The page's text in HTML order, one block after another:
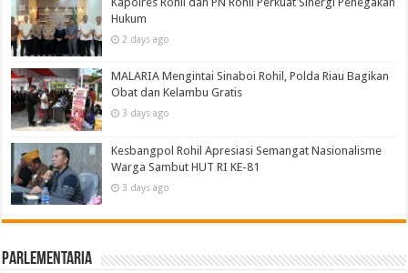
Hukum
2 days ago
MALARIA Mengintai Sinaboi Rohil, Polda Riau Bagikan
Obat dan Kelambu Gratis
3 days ago
Kesbangpol Rohil Apresiasi Semangat Nasionalisme
Warga Sambut HUT RI KE-81
3 days ago
Parlementaria